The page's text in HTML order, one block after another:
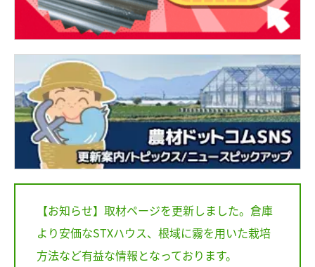
【お知らせ】取材ページを更新しました。倉庫
より安価なSTXハウス、根域に霧を用いた栽培
方法など有益な情報となっております。